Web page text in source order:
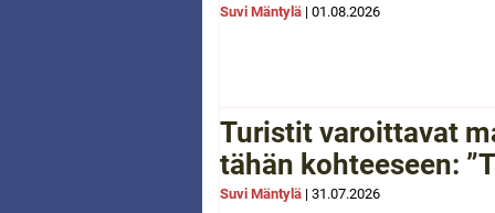
Suvi Mäntylä | 01.08.2026
Turistit varoittavat
tähän kohteeseen:
Suvi Mäntylä | 31.07.2026